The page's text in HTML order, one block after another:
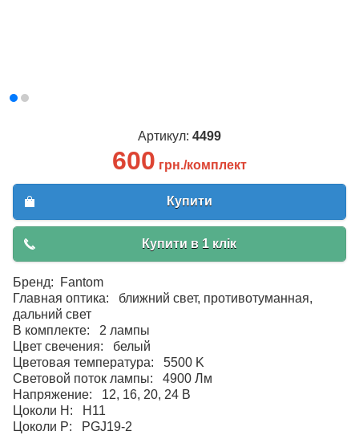
Артикул: 4499
600 грн./комплект
Купити
Купити в 1 клік
Бренд: Fantom
Главная оптика: ближний свет, противотуманная,
дальний свет
В комплекте: 2 лампы
Цвет свечения: белый
Цветовая температура: 5500 K
Световой поток лампы: 4900 Лм
Напряжение: 12, 16, 20, 24 В
Цоколи H: H11
Цоколи P: PGJ19-2